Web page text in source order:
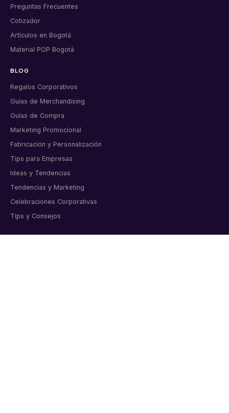
Preguntas Frecuentes
Cotizador
Artículos en Bogotá
Material POP Bogotá
BLOG
Regalos Corporativos
Guías de Merchandising
Guías de Compra
Marketing Promocional
Fabricación y Personalización
Tips para Empresas
Ideas y Tendencias
Tendencias y Marketing
Celebraciones Corporativas
Tips y Consejos